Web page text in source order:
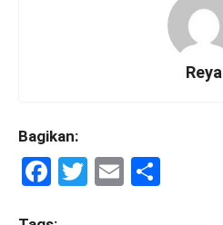
Reya
Bagikan:
F
T
E